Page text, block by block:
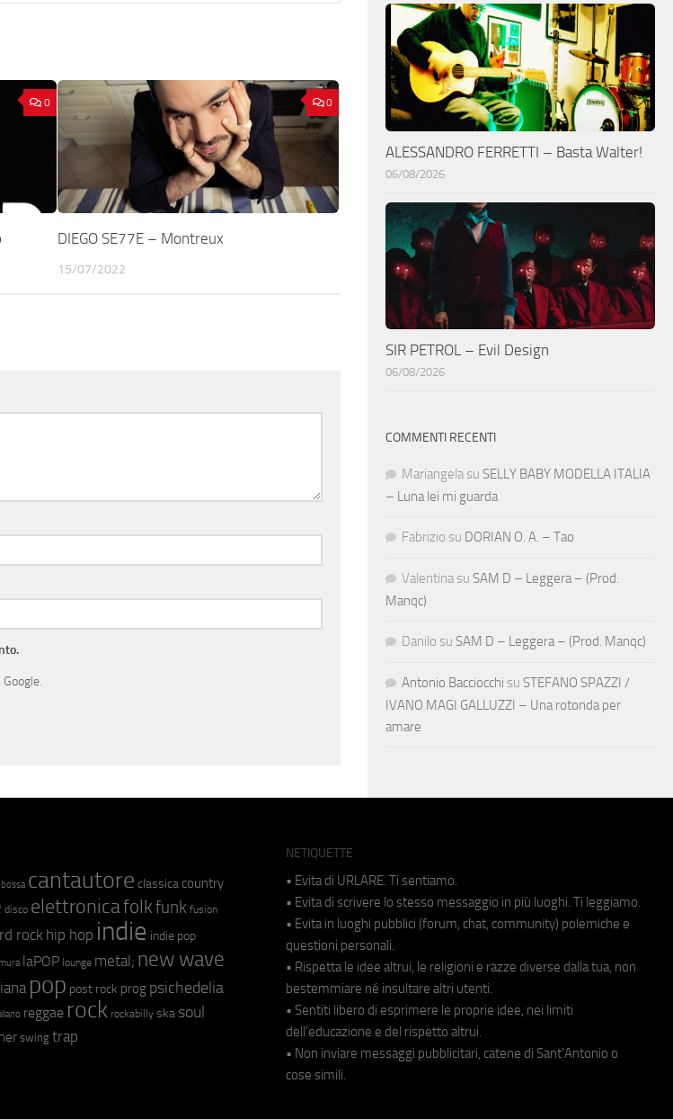
0 0
DIEGO SE77E – Montreux
15/07/2022
Google.
ALESSANDRO FERRETTI – Basta Walter!
06/08/2026
SIR PETROL – Evil Design
06/08/2026
COMMENTI RECENTI
Mariangela su SELLY BABY MODELLA ITALIA
– Luna lei mi guarda
Fabrizio su DORIAN O. A. – Tao
Valentina su SAM D – Leggera – (Prod.
Manqc)
Danilo su SAM D – Leggera – (Prod. Manqc)
Antonio Bacciocchi su STEFANO SPAZZI /
IVANO MAGI GALLUZZI – Una rotonda per
amare
bossa cantautore classica country
disco elettronicafolkfunk fusion
rock hip hop indie indie pop
laPOP lounge metal; new wave
pop post rock prog psichedelia
reggae rock rockabilly ska soul
swing trap
NETIQUETTE
• Evita di URLARE. Ti sentiamo.
• Evita di scrivere lo stesso messaggio in più luoghi. Ti leggiamo.
• Evita in luoghi pubblici (forum, chat, community) polemiche e
questioni personali.
• Rispetta le idee altrui, le religioni e razze diverse dalla tua, non
bestemmiare né insultare altri utenti.
• Sentiti libero di esprimere le proprie idee, nei limiti
dell'educazione e del rispetto altrui.
• Non inviare messaggi pubblicitari, catene di Sant'Antonio o
cose simili.